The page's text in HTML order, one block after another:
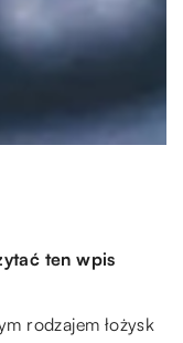
ten wpis
rodzajem łożysk